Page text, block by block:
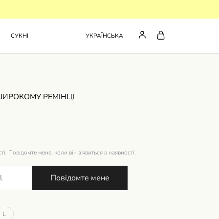
СУКНІ УКРАЇНСЬКА
РЕМІНЦІ
Повідомте мене, коли він з'явиться в наявності:
Повідомте мене
L